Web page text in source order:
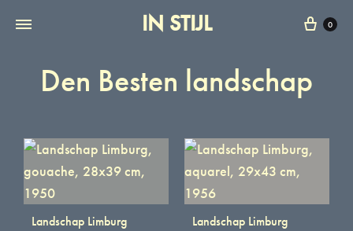
IN STIJL 0
Den Besten landschap
Landschap Limburg
Landschap Limburg